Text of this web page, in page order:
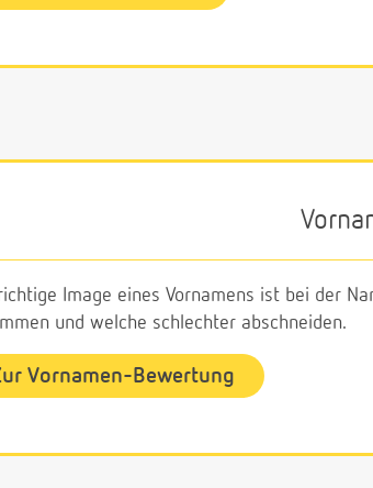
Image eines Vornamens ist bei der
und welche schlechter abschneiden.
Vornamen-Bewertung